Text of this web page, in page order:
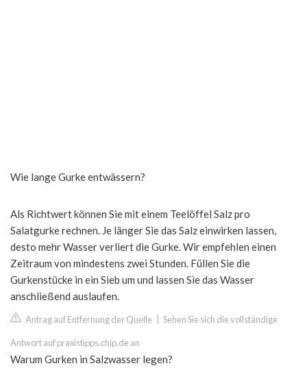
Wie lange Gurke entwässern?
Als Richtwert können Sie mit einem Teelöffel Salz pro
Salatgurke rechnen. Je länger Sie das Salz einwirken lassen,
desto mehr Wasser verliert die Gurke. Wir empfehlen einen
Zeitraum von mindestens zwei Stunden. Füllen Sie die
Gurkenstücke in ein Sieb um und lassen Sie das Wasser
anschließend auslaufen.
Antrag auf Entfernung der Quelle Sehen Sie sich die vollständige
Antwort auf praxistipps.chip.de an
Warum Gurken in Salzwasser legen?